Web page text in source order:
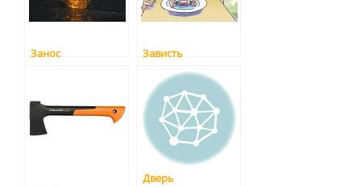
Занос Зависть
Дверь